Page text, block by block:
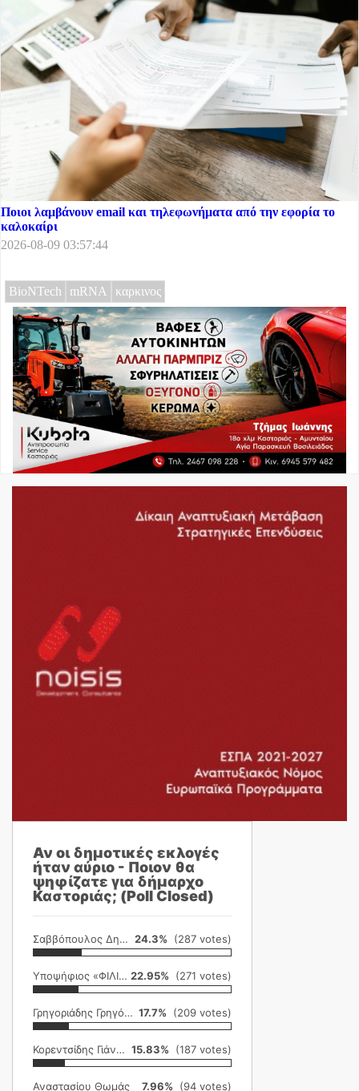
Ποιοι λαμβάνουν email και τηλεφωνήματα από την εφορία το
καλοκαίρι
2026-08-09 03:57:44
BioNTech mRNA καρκινος
Αν οι δημοτικές εκλογές
ήταν αύριο - Ποιον θα
ψηφίζατε για δήμαρχο
Καστοριάς; (Poll Closed)
Σαββόπουλος Δημήτρης 24.3% (287 votes)
Υποψήφιος «ΦΙΛΙΚΗ ΕΤΑΙΡΕΙΑ» 22.95% (271 votes)
Γρηγοριάδης Γρηγόρης 17.7% (209 votes)
Κορεντσίδης Γιάννης 15.83% (187 votes)
Αναστασίου Θωμάς 7.96% (94 votes)